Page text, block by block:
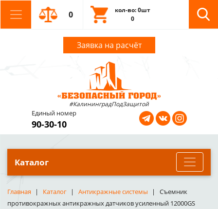
0
кол-во: 0шт
0
Заявка на расчёт
#КалининградПодЗащитой
Единый номер
90-30-10
Каталог
Главная Каталог Антикражные системы
Съемник
противокражных антикражных датчиков усиленный 12000GS